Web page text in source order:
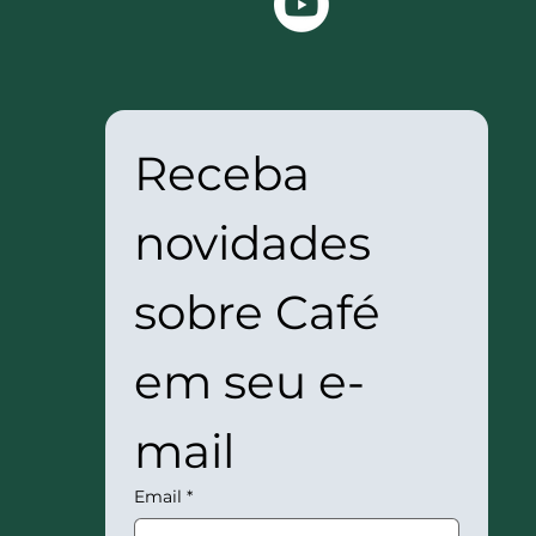
Receba
novidades
sobre Café
em seu e-
mail
Email *